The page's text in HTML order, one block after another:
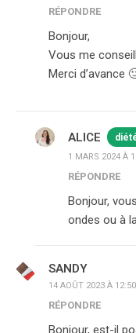
RÉPONDRE
Bonjour,
Vous me
Merci d’avance
ALICE
1 MARS 2024 À
RÉPONDRE
Bonjour,
ondes ou à
SANDY
14 AOÛT 2023 À 12:50
RÉPONDRE
Bonjour, est-il